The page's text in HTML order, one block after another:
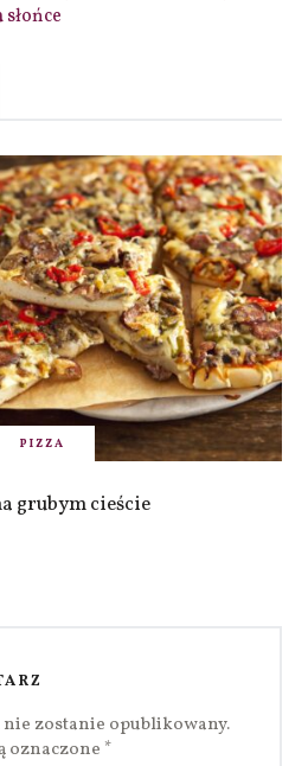
słońce
PIZZA
grubym cieście
zostanie opublikowany.
oznaczone *